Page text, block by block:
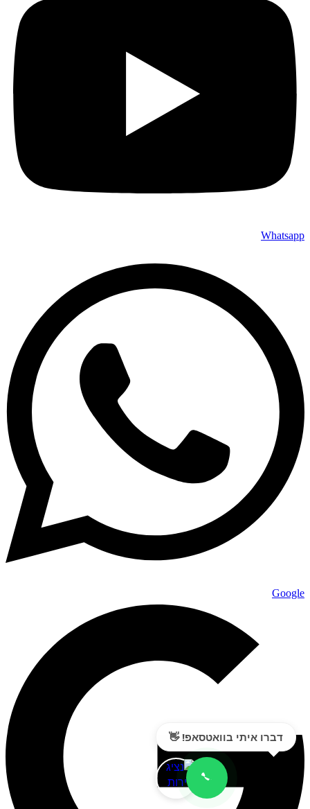
Whatsapp
Google
דברו איתי בוואטסאפ! 👋